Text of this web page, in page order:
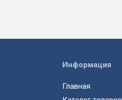
Информация
Главная